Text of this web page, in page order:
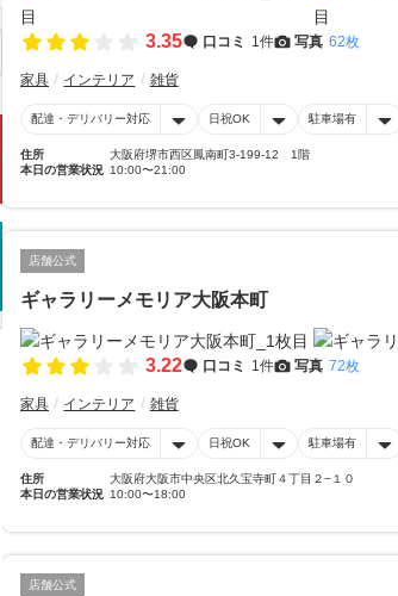
3.35 口コミ 1件 写真 62枚
家具 インテリア 雑貨
配達・デリバリー対応 日祝OK 駐車場有
住所
大阪府堺市西区鳳南町3-199-12 1階
本日の営業状況 10:00〜21:00
店舗公式
ギャラリーメモリア大阪本町
3.22 口コミ 1件 写真 72枚
家具 インテリア 雑貨
配達・デリバリー対応 日祝OK 駐車場有
住所
大阪府大阪市中央区北久宝寺町４丁目２−１０
本日の営業状況 10:00〜18:00
店舗公式